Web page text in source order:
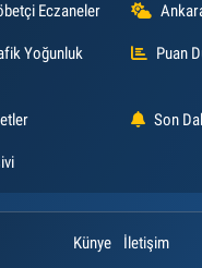
Eczaneler
Yoğunluk
Puan
Son
Künye İletişim